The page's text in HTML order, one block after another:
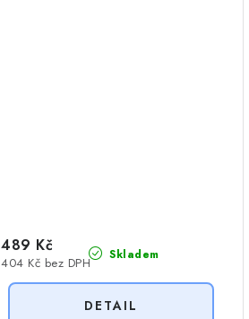
Skladem
404 Kč bez DPH
489 Kč